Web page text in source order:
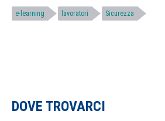
e-learning lavoratori Sicurezza
DOVE TROVARCI